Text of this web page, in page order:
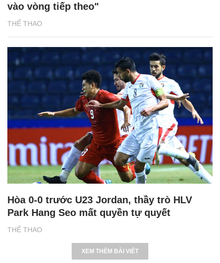
THỂ THAO
vào vòng tiếp theo"
THỂ THAO
Hòa 0-0 trước U23 Jordan, thầy trò HLV
Park Hang Seo mất quyền tự quyết
XEM THÊM BÀI VIẾT